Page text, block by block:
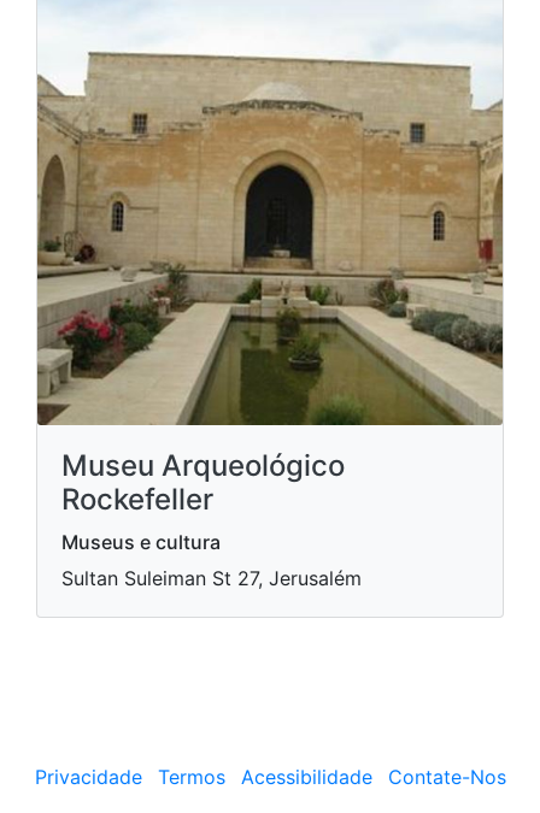
Museu Arqueológico
Rockefeller
Museus e cultura
Sultan Suleiman St 27, Jerusalém
Privacidade Termos Acessibilidade Contate-Nos